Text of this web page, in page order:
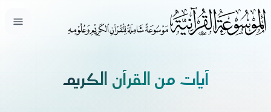
فتح
آيات من القرآن الكريم